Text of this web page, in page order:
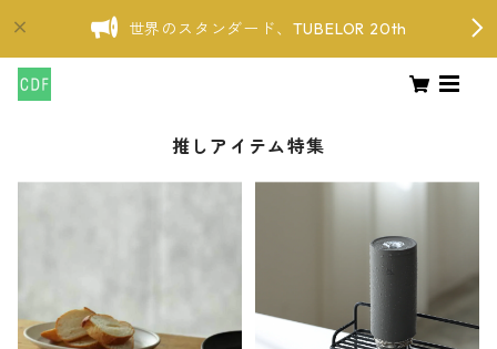
世界のスタンダード、TUBELOR 20th
推しアイテム特集